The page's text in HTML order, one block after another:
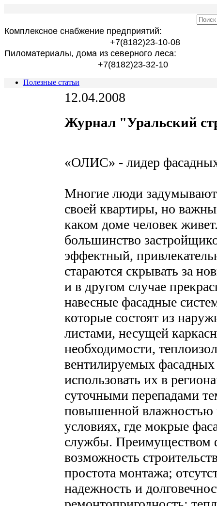
Комплексное снабжение предприятий:
+7(8182)23-10-08
Пиломатериалы, дома из северного леса:
+7(8182)23-32-10
Полезные статьи
12.04.2008
Журнал "Уральский
«ОЛИС» - лидер
Многие люди
своей квартиры, но
каком доме человек
большинство
эффектный,
стараются скрывать за
и в другом случае
навесные фасадные
которые состоят из
листами, несущей
необходимости,
вентилируемых
использовать их в
суточными перепадами
повышенной влажностью
условиях, где мокрые
службы. Преимуществом
возможность
простота монтажа;
надежность и